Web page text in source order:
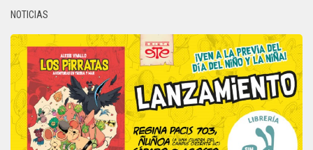
NOTICIAS